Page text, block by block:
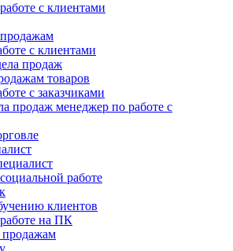
с клиентами
с клиентами
продаж
товаров
с заказчиками
продаж менеджер по работе с
работе
клиентов
на ПК
продажам